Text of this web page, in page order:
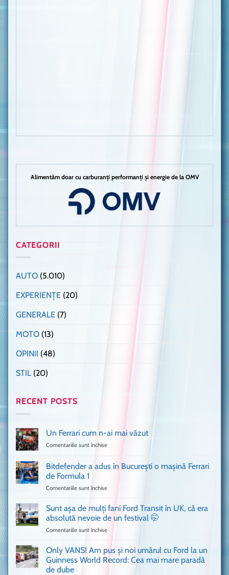
Alimentăm doar cu carburanți performanți și energie de la OMV
CATEGORII
AUTO (5.010)
EXPERIENȚE (20)
GENERALE (7)
MOTO (13)
OPINII (48)
STIL (20)
RECENT POSTS
Un Ferrari cum n-ai mai văzut
Comentariile sunt închise
Ferrari
cum
văzut
Bitdefender a adus în București o mașină Ferrari
de Formula 1
Comentariile sunt închise
a
adus
în
mașină
Ferrari
Sunt așa de mulți fani Ford Transit în UK, că era
absolută nevoie de un festival 🤭
Comentariile sunt închise
de
mulți
Only VANS! Am pus și noi umărul cu Ford la un
Guinness World Record: Cea mai mare paradă
de dube